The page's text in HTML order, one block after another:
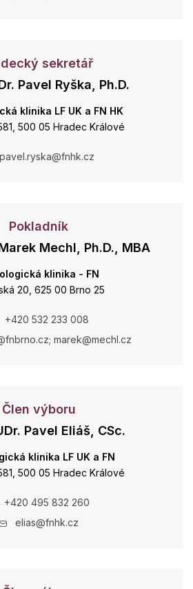
sekretář
Pavel Ryška, Ph.D.
klinika LF UK a FN HK
500 05 Hradec Králové
pavel.ryska@fnhk.cz
Pokladník
Mechl, Ph.D., MBA
klinika - FN
20, 625 00 Brno 25
+420 532 233 008
marek@mechl.cz
Člen výboru
Pavel Eliáš, CSc.
klinika LF UK a FN
500 05 Hradec Králové
+420 495 832 260
elias@fnhk.cz